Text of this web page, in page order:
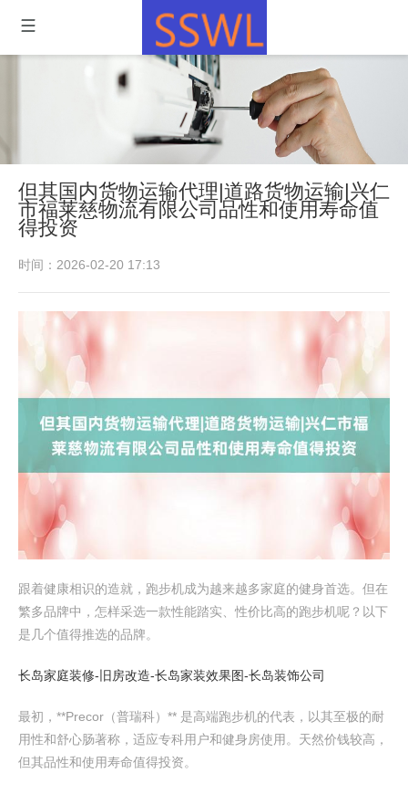
但其国内货物运输代理|道路货物运输|兴仁
市福莱慈物流有限公司品性和使用寿命值
得投资
时间：2026-02-20 17:13
跟着健康相识的造就，跑步机成为越来越多家庭的健身首选。但在
繁多品牌中，怎样采选一款性能踏实、性价比高的跑步机呢？以下
是几个值得推选的品牌。
长岛家庭装修-旧房改造-长岛家装效果图-长岛装饰公司
最初，**Precor（普瑞科）** 是高端跑步机的代表，以其至极的耐
用性和舒心肠著称，适应专科用户和健身房使用。天然价钱较高，
但其品性和使用寿命值得投资。